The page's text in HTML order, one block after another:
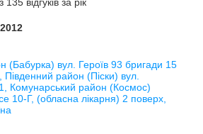
(Бабурка) вул. Героїв 93 бригади 15
район (Піски) вул.
Комунарський район (Космос)
10-Г, (обласна лікарня) 2 поверх,